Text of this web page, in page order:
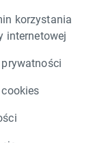
korzystania
internetowej